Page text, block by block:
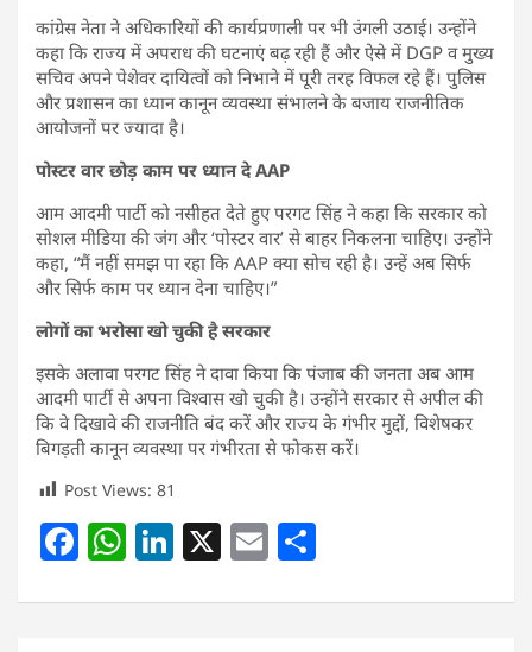
कांग्रेस नेता ने अधिकारियों की कार्यप्रणाली पर भी उंगली उठाई। उन्होंने
कहा कि राज्य में अपराध की घटनाएं बढ़ रही हैं और ऐसे में DGP व मुख्य
सचिव अपने पेशेवर दायित्वों को निभाने में पूरी तरह विफल रहे हैं। पुलिस
और प्रशासन का ध्यान कानून व्यवस्था संभालने के बजाय राजनीतिक
आयोजनों पर ज्यादा है।
पोस्टर वार छोड़ काम पर ध्यान दे AAP
आम आदमी पार्टी को नसीहत देते हुए परगट सिंह ने कहा कि सरकार को
सोशल मीडिया की जंग और ‘पोस्टर वार’ से बाहर निकलना चाहिए। उन्होंने
कहा, “मैं नहीं समझ पा रहा कि AAP क्या सोच रही है। उन्हें अब सिर्फ
और सिर्फ काम पर ध्यान देना चाहिए।”
लोगों का भरोसा खो चुकी है सरकार
इसके अलावा परगट सिंह ने दावा किया कि पंजाब की जनता अब आम
आदमी पार्टी से अपना विश्वास खो चुकी है। उन्होंने सरकार से अपील की
कि वे दिखावे की राजनीति बंद करें और राज्य के गंभीर मुद्दों, विशेषकर
बिगड़ती कानून व्यवस्था पर गंभीरता से फोकस करें।
Post Views: 81
F
c
W
at
Li
k
X E
ai ar